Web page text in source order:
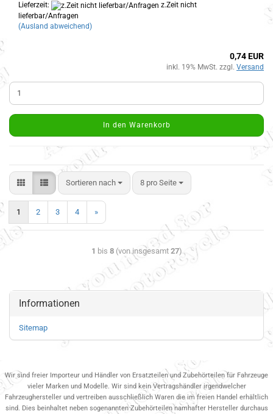
Lieferzeit:
z.Zeit nicht
lieferbar/Anfragen
(Ausland abweichend)
0,74 EUR
inkl. 19% MwSt. zzgl. Versand
In den Warenkorb
Sortieren nach 8 pro Seite
1 2 3 4 »
1 bis 8(von insgesamt 27)
Informationen
Sitemap
Wir sind freier Importeur und Händler von Ersatzteilen und Zubehörteilen für Fahrzeuge
vieler Marken und Modelle. Wir sind kein Vertragshändler irgendwelcher
Fahrzeughersteller und vertreiben ausschließlich Waren die im freien Handel erhältlich
sind. Dies beinhaltet neben sogenannten Zubehörteilen namhafter Hersteller durchaus